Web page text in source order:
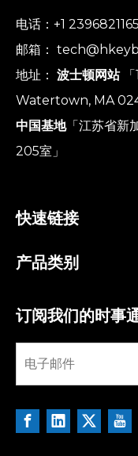
电话：+1 2396821165
邮箱：
地址： 波士顿网站「
Watertown, MA
中国基地「江苏省新
205室」
快速链接
产品类别
订阅我们的时事